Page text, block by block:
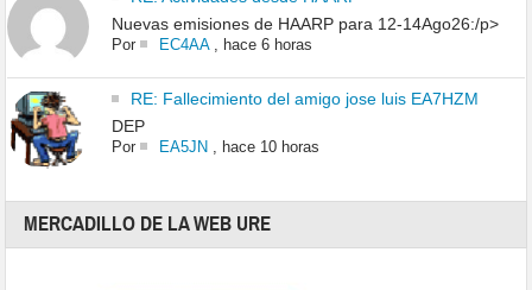
Nuevas emisiones de HAARP para 12-14Ago26:/p>
Por EC4AA, hace 6 horas
RE: Fallecimiento del amigo jose luis EA7HZM
DEP
Por EA5JN , hace 10 horas
MERCADILLO DE LA WEB URE